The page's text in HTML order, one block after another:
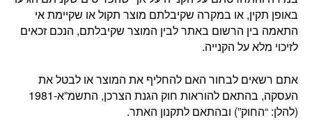
באופן תקין, או במקרה שקיבלתם מוצר תקול או שקיימת אי
התאמה בין הרשום באתר לבין המוצר שקיבלתם, הנכם זכאים
לזיכוי מלא על הקנייה.
אתם רשאים לבחור האם להחליף את המוצר או לבטל את
העסקה, בהתאם להוראות חוק הגנת הצרכן, התשמ”א-1981
(להלן: “החוק”) ובהתאם לתקנון האתר.